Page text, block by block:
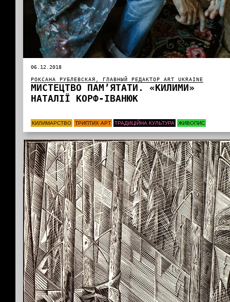
06.12.2018
РОКСАНА РУБЛЕВСКАЯ, ГЛАВНЫЙ РЕДАКТОР ART UKRAINE
МИСТЕЦТВО ПАМ’ЯТАТИ. «КИЛИМИ»
НАТАЛІЇ КОРФ-ІВАНЮК
КИЛИМАРСТВО ТРИПТИХ АРТ ТРАДИЦІЙНА КУЛЬТУРА ЖИВОПИС